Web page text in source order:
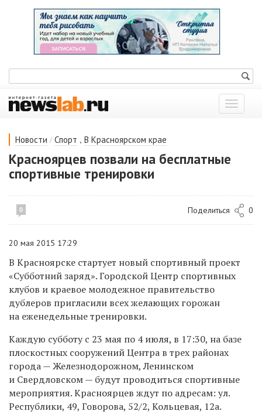
Показать
меню
Новости / Спорт , В Красноярском крае
Красноярцев позвали на бесплатные
спортивные тренировки
0 Поделиться 0
20 мая 2015 17:29
В Красноярске стартует новый спортивный проект
«Субботний заряд». Городской Центр спортивных
клубов и краевое молодежное правительство
дублеров пригласили всех желающих горожан
на еженедельные тренировки.
Каждую субботу с 23 мая по 4 июля, в 17:30, на базе
плоскостных сооружений Центра в трех районах
города — Железнодорожном, Ленинском
и Свердловском — будут проводиться спортивные
мероприятия. Красноярцев ждут по адресам: ул.
Республики, 49, Говорова, 52/2, Кольцевая, 12а.